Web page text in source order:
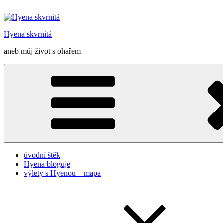
k
webu
Hyena skvrnitá
aneb můj život s ohařem
úvodní štěk
Hyena bloguje
výlety s Hyenou – mapa